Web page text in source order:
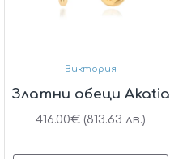
Виктория
Златни обеци Akatia
416.00€ (813.63 лв.)